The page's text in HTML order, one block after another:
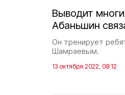
Выводит
Абаньшин
Он тренирует
Шамраевым.
13 октября 2022, 08:12